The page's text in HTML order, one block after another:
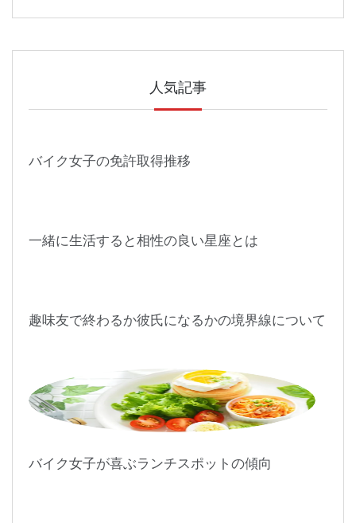
人気記事
バイク女子の免許取得推移
一緒に生活すると相性の良い星座とは
趣味友で終わるか彼氏になるかの境界線について
バイク女子が喜ぶランチスポットの傾向